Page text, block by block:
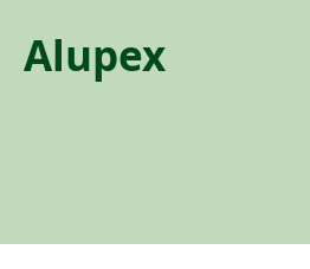
Alupex